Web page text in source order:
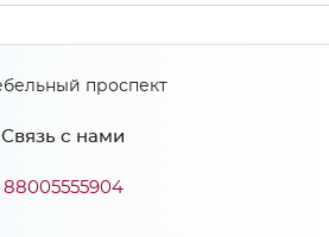
1700
2200
650
МиФ
Связь с нами
88005555904